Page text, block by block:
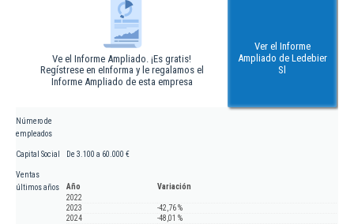
Ve el Informe Ampliado. ¡Es gratis!
Regístrese en eInforma y le regalamos el
Informe Ampliado de esta empresa
Ver el Informe
Ampliado de Ledebier
Sl
Número de
empleados
Capital Social De 3.100 a 60.000 €
Ventas
últimos años
Año
Variación
2022
2023
-42,76 %
2024
-48,01 %